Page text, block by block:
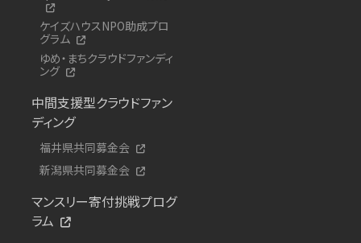
ケイズハウスNPO助成プロ
グラム
ゆめ・まちクラウドファンディ
ング
中間支援型クラウドファン
ディング
福井県共同募金会
新潟県共同募金会
マンスリー寄付挑戦プログ
ラム